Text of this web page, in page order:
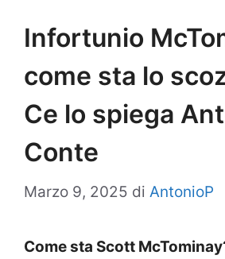
Infortunio
come sta lo
Ce lo spiega
Conte
Marzo 9, 2025 di AntonioP
Come sta Scott